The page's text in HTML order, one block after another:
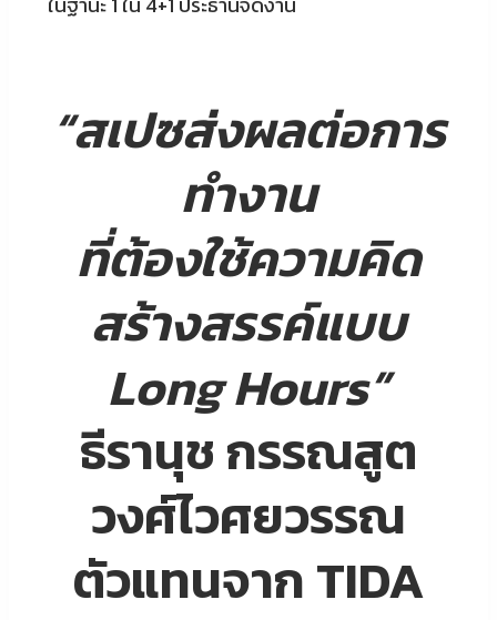
“สเปซส่งผลต่อการ
ทำงาน
ที่ต้องใช้ความคิด
สร้างสรรค์แบบ
Long Hours”
ธีรานุช กรรณสูต
วงศ์ไวศยวรรณ
ตัวแทนจาก TIDA